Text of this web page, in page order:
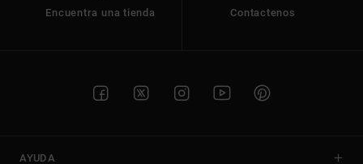
Encuentra una tienda Contactenos
AYUDA